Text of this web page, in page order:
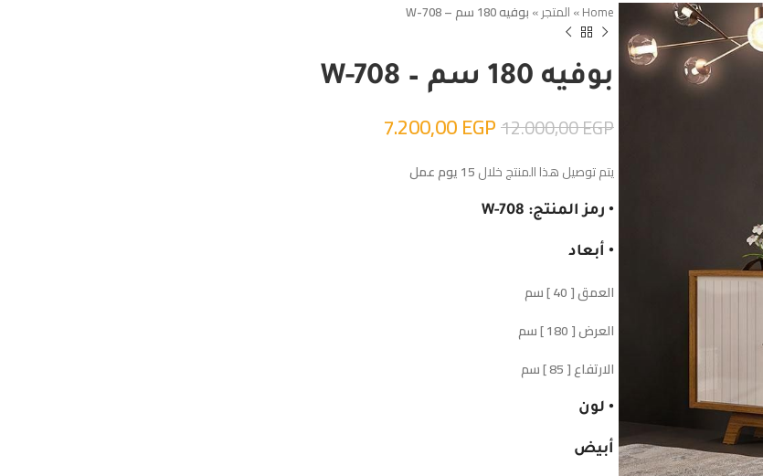
Home
» المتجر» بوفيه 180 سم – W-708
بوفيه 180 سم – W-708
12.000,00EGP
7.200,00EGP
يتم توصيل هذا المنتج خلال15 يوم عمل
• رمز المنتج: W-708
• أبعاد
العمق [ 40 ] سم
العرض [ 180 ] سم
الارتفاع [ 85 ] سم
• لون
أبيض